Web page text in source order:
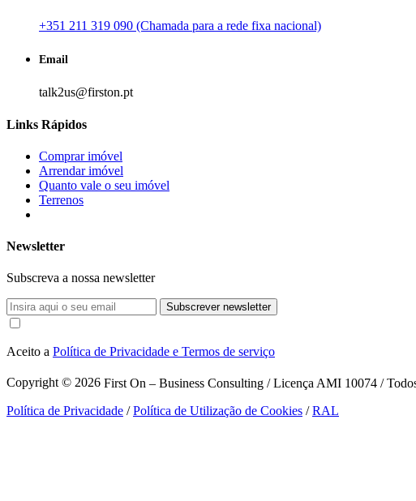
+351 211 319 090 (Chamada para a rede fixa nacional)
Email
talk2us@firston.pt
Links Rápidos
Comprar imóvel
Arrendar imóvel
Quanto vale o seu imóvel
Terrenos
Newsletter
Subscreva a nossa newsletter
Subscrever newsletter
Aceito a Política de Privacidade e Termos de serviço
Copyright © 2026 First On – Business Consulting / Licença AMI 10074 /
Política de Privacidade /Política de Utilização de Cookies /RAL